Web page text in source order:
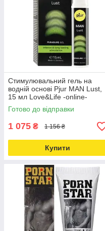
Стимулювальний гель на
водній основі Pjur MAN Lust,
15 мл Love&Life -online-
multimarket-
Готово до відправки
1 075 ₴ 1 156 ₴
Купити